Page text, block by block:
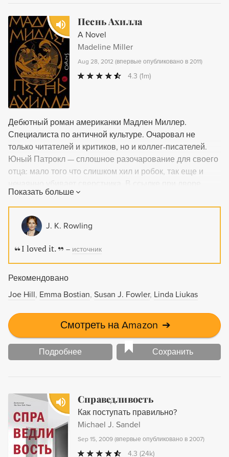
Песнь Ахилла
A Novel
Madeline Miller
Aug 28, 2012 (впервые опубликовано в 2011)
4.3 (1m)
Дебютный роман американки Мадлен Миллер.
Специалиста по античной культуре. Очаровал не
только читателей и критиков, но и коллег-писателей.
Юный Патрокл — сплошное разочарование для своего
отца: мало того что слишком хил и робок, так еще и
царя Пелея он встречает неотразимого Ахилла, и
вместе они вступают на трудный путь в легенду — путь
дружбы, любви и жестоких испытаний.
Показать больше
J. K. Rowling
I loved it. – источник
Рекомендовано
Joe Hill Emma Bostian Susan J. Fowler Linda Liukas
Смотреть на Amazon ➔
Подробнее Сохранить
Справедливость
Как поступать правильно?
Michael J. Sandel
Sep 15, 2009 (впервые опубликовано в 2007)
4.3 (24k)